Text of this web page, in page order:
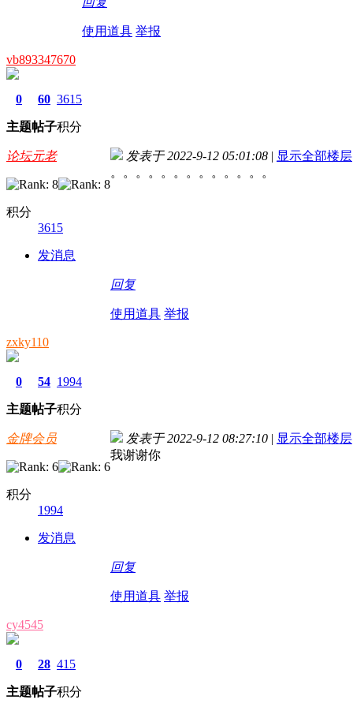
使用道具 举报
vb893347670
0
主题
60
帖子
3615
积分
论坛元老
积分
3615
发消息
发表于 2022-9-12 05:01:08 | 显示全部楼层
。。。。。。。。。。。。。
回复
使用道具 举报
zxky110
0
主题
54
帖子
1994
积分
金牌会员
积分
1994
发消息
发表于 2022-9-12 08:27:10 | 显示全部楼层
我谢谢你
回复
使用道具 举报
cy4545
0
主题
28
帖子
415
积分